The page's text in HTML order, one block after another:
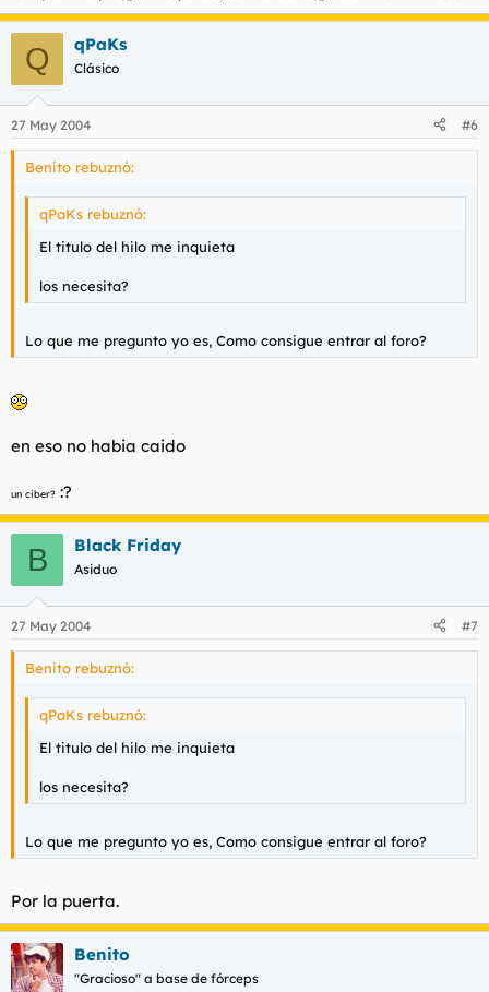
Q qPaKs
Clásico
27 May 2004 #6
Benito rebuznó:
qPaKs rebuznó:
El titulo del hilo me inquieta
los necesita?
Lo que me pregunto yo es, Como consigue entrar al foro?
en eso no habia caido
un ciber? :?
B Black Friday
Asiduo
27 May 2004 #7
Benito rebuznó:
qPaKs rebuznó:
El titulo del hilo me inquieta
los necesita?
Lo que me pregunto yo es, Como consigue entrar al foro?
Por la puerta.
Benito
"Gracioso" a base de fórceps